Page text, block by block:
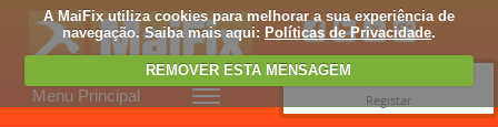
A MaiFix utiliza cookies para melhorar a sua experiência de
navegação. Saiba mais aqui: Políticas de Privacidade.
REMOVER ESTA MENSAGEM
Menu Principal
Registar